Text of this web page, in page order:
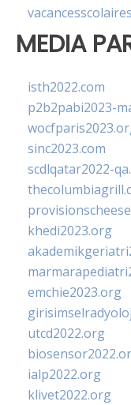
MEDIA
isth2022.com
p2b2pabi2023-
sinc2023.com
scdlqatar2022-
khedi2023.org
emchie2023.org
utcd2022.org
ialp2022.org
klivet2022.org